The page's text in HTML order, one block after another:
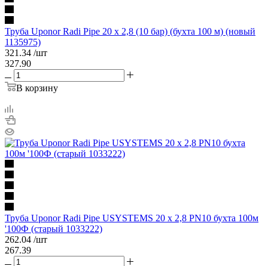
Труба Uponor Radi Pipe 20 х 2,8 (10 бар) (бухта 100 м) (новый
1135975)
321.34 /шт
327.90
В корзину
Труба Uponor Radi Pipe USYSTEMS 20 х 2,8 PN10 бухта 100м
'100Ф (старый 1033222)
262.04 /шт
267.39